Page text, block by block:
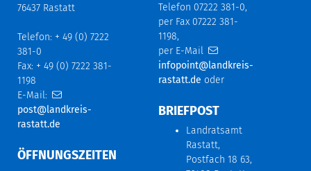
76437 Rastatt
Telefon: + 49 (0) 7222
381-0
Fax: + 49 (0) 7222 381-
1198
E-Mail:
post@landkreis-
rastatt.de
ÖFFNUNGSZEITEN
Telefon 07222 381-0,
per Fax 07222 381-
1198,
per E-Mail
infopoint@landkreis-
rastatt.de oder
BRIEFPOST
Landratsamt
Rastatt,
Postfach 18 63,